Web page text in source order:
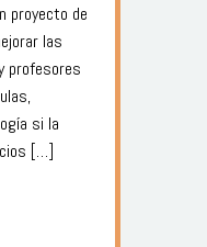
proyecto de
las
profesores
si la
[…]